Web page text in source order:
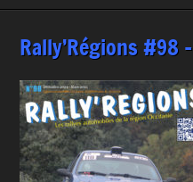
Rally’Régions #98 –